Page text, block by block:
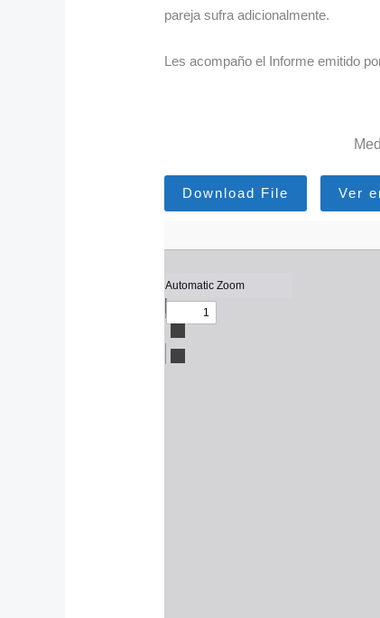
pareja sufra adicionalmente.
Les acompaño el Informe emitido
Download File Ver